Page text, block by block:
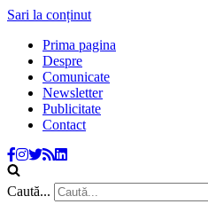
Sari la conținut
Prima pagina
Despre
Comunicate
Newsletter
Publicitate
Contact
Caută...